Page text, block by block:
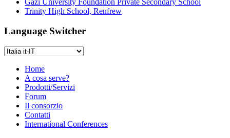
Gazi University Foundation Private Secondary School
Trinity High School, Renfrew
Language Switcher
Home
A cosa serve?
Prodotti/Servizi
Forum
Il consorzio
Contatti
International Conferences